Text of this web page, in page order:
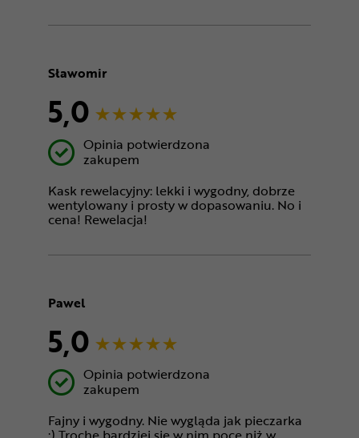
Sławomir
5,0
Opinia potwierdzona
zakupem
Kask rewelacyjny: lekki i wygodny, dobrze
wentylowany i prosty w dopasowaniu. No i
cena! Rewelacja!
Pawel
5,0
Opinia potwierdzona
zakupem
Fajny i wygodny. Nie wygląda jak pieczarka